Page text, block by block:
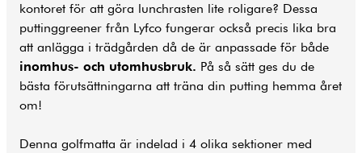
kontoret för att göra lunchrasten lite roligare? Dessa
puttinggreener från Lyfco fungerar också precis lika bra
att anlägga i trädgården då de är anpassade för både
inomhus- och utomhusbruk. På så sätt ges du de
bästa förutsättningarna att träna din putting hemma året
om!
Denna golfmatta är indelad i 4 olika sektioner med